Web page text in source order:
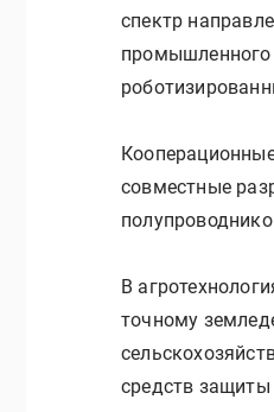
спектр
совместные
В
точному
средств защиты